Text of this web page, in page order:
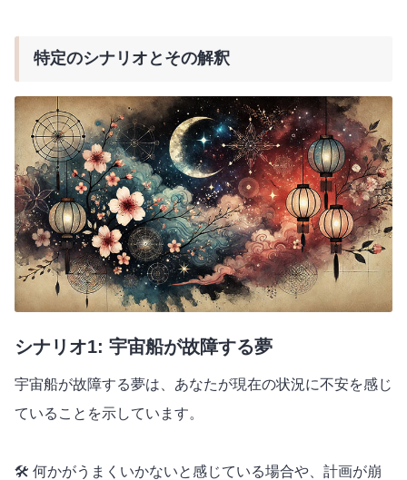
特定のシナリオとその解釈
シナリオ1: 宇宙船が故障する夢
宇宙船が故障する夢は、あなたが現在の状況に不安を感じ
ていることを示しています。
🛠️ 何かがうまくいかないと感じている場合や、計画が崩